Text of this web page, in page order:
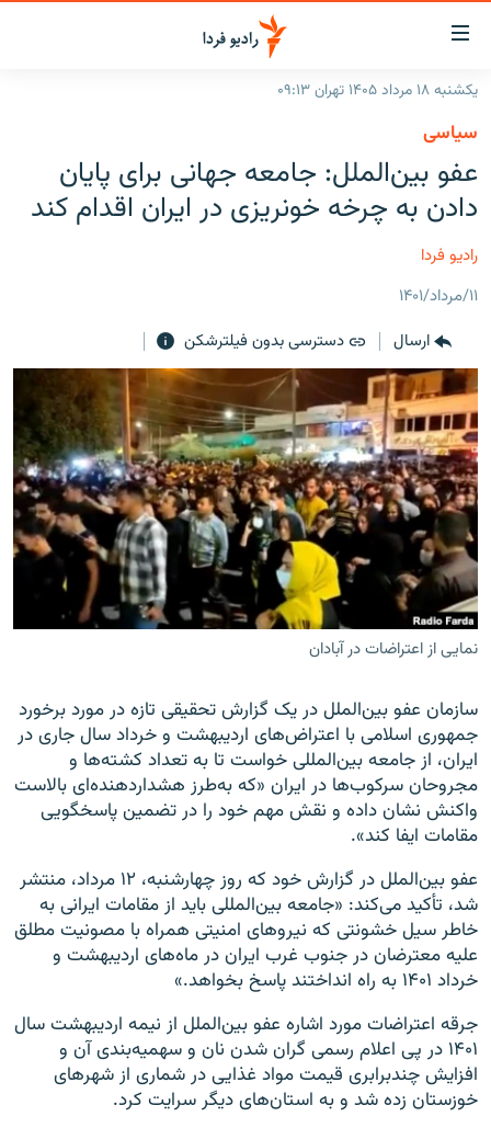
لینک‌های
قابلیت
دسترسی
بازگشت
منوی
اصلی
رفتن
به
صفحه
جهان
فرکانس‌ها
پادکست
چندرسانه‌ای
گزارش‌های تصویری
گزارش‌های ویدئویی
زنان فردا
English
به ما بپیوندید
زبان‌های دیگر
یکشنبه ۱۸ مرداد ۱۴۰۵ تهران ۰۹:۱۳
سیاسی
عفو بین‌الملل: جامعه جهانی برای پایان
دادن به چرخه خونریزی در ایران اقدام کند
رادیو فردا
۱۱/مرداد/۱۴۰۱
ارسال
دسترسی بدون فیلترشکن
نمایی از اعتراضات در آبادان
سازمان عفو بین‌الملل در یک گزارش تحقیقی تازه در مورد برخورد
جمهوری اسلامی با اعتراض‌های اردیبهشت و خرداد سال جاری در
ایران، از جامعه بین‌المللی خواست تا به تعداد کشته‌ها و
مجروحان سرکوب‌ها در ایران «که به‌طرز هشداردهنده‌ای بالاست
واکنش نشان داده و نقش مهم خود را در تضمین پاسخگویی
مقامات ایفا کند».
عفو بین‌الملل در گزارش خود که روز چهارشنبه، ۱۲ مرداد، منتشر
شد، تأکید می‌کند: «جامعه بین‌المللی باید از مقامات ایرانی به
خاطر سیل خشونتی که نیروهای امنیتی همراه با مصونیت مطلق
علیه معترضان در جنوب غرب ایران در ماه‌های اردیبهشت و
خرداد ۱۴۰۱ به راه انداختند پاسخ بخواهد.»
جرقه اعتراضات مورد اشاره عفو بین‌الملل از نیمه اردیبهشت سال
۱۴۰۱ در پی اعلام رسمی گران شدن نان و سهمیه‌بندی آن و
افزایش چندبرابری قیمت مواد غذایی در شماری از شهرهای
خوزستان زده شد و به استان‌های دیگر سرایت کرد.